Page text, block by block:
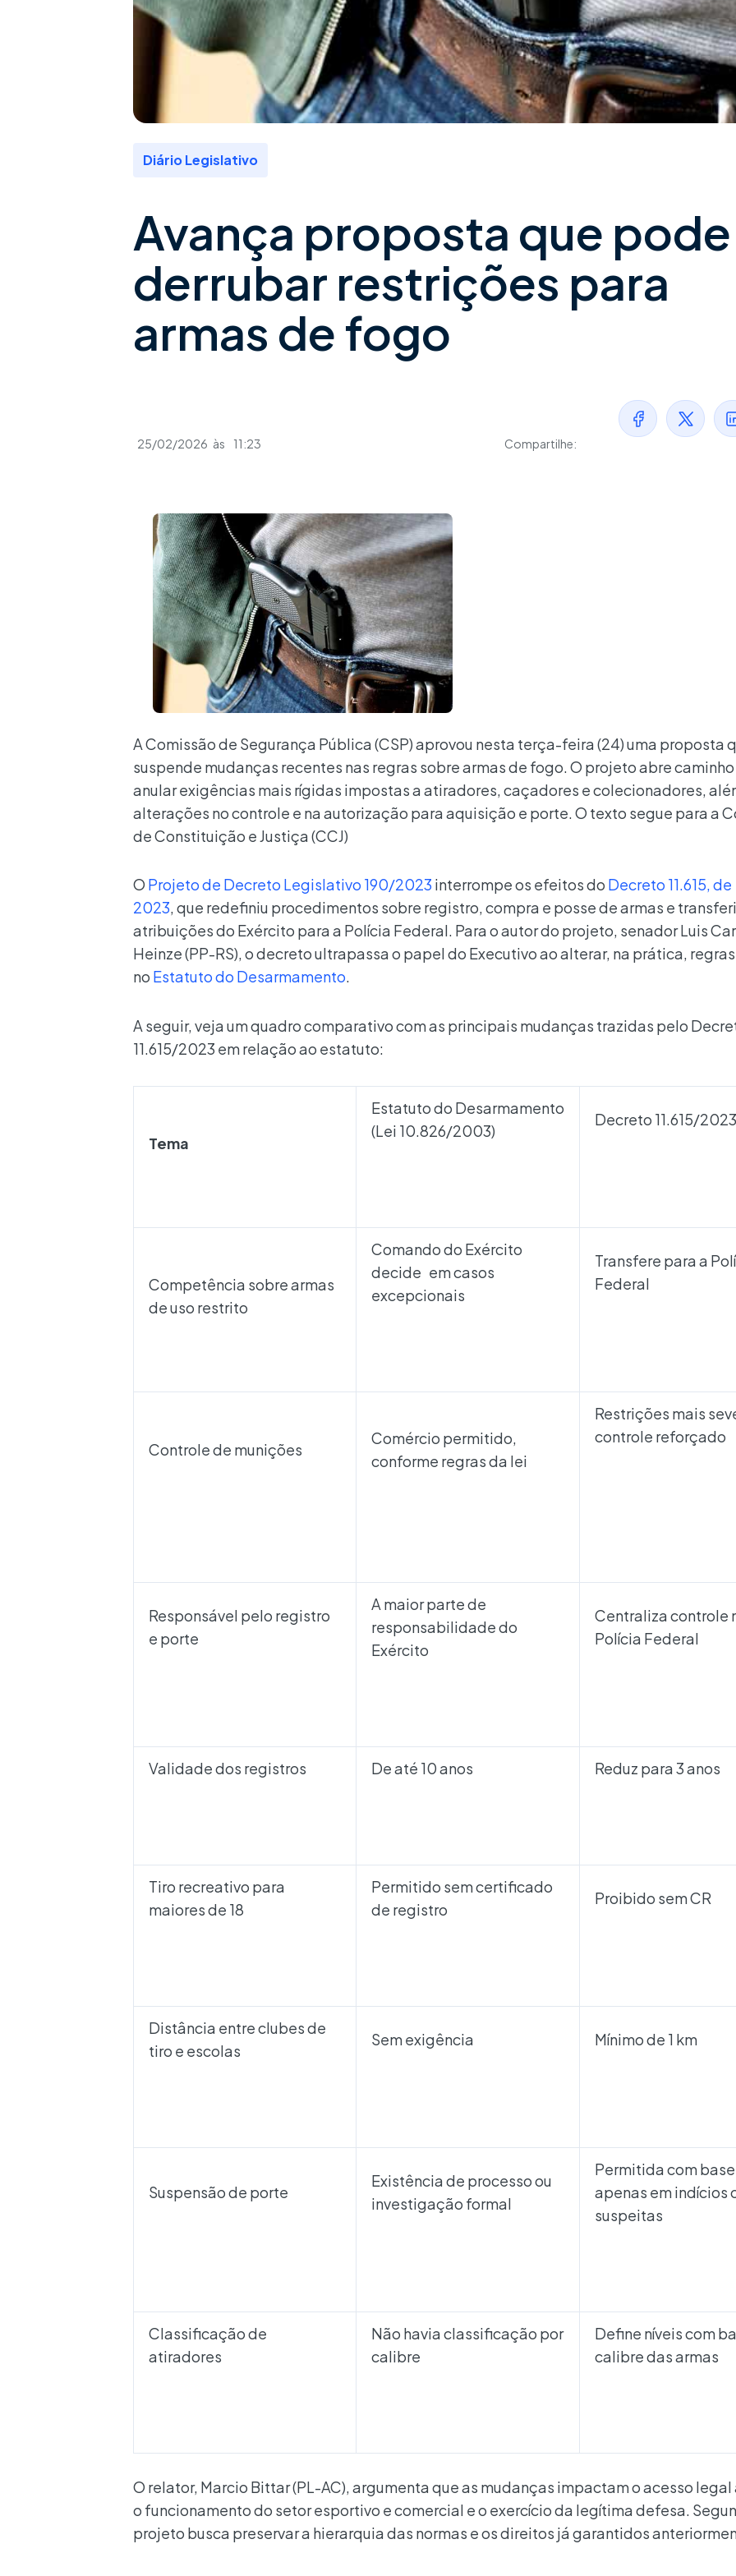
Diário Legislativo
Avança proposta que pode
derrubar restrições para
armas de fogo
25/02/2026 às 11:23 Compartilhe:
A Comissão de Segurança Pública (CSP) aprovou nesta terça-feira (24) uma proposta
suspende mudanças recentes nas regras sobre armas de fogo. O projeto abre
anular exigências mais rígidas impostas a atiradores, caçadores e colecionadores,
alterações no controle e na autorização para aquisição e porte. O texto segue para a
de Constituição e Justiça (CCJ)
O Projeto de Decreto Legislativo 190/2023 interrompe os efeitos do Decreto 11.615, de
2023, que redefiniu procedimentos sobre registro, compra e posse de armas e
atribuições do Exército para a Polícia Federal. Para o autor do projeto, senador Luis
Heinze (PP-RS), o decreto ultrapassa o papel do Executivo ao alterar, na prática,
no Estatuto do Desarmamento.
A seguir, veja um quadro comparativo com as principais mudanças trazidas pelo
11.615/2023 em relação ao estatuto:
Tema
Estatuto do Desarmamento
(Lei 10.826/2003)
Decreto 11.615/2023
Competência sobre armas
de uso restrito
Comando do Exército
decide em casos
excepcionais
Transfere para a
Federal
Controle de munições
Comércio permitido,
conforme regras da lei
Restrições mais
controle reforçado
Responsável pelo registro
e porte
A maior parte de
responsabilidade do
Exército
Centraliza controle
Polícia Federal
Validade dos registros De até 10 anos Reduz para 3 anos
Tiro recreativo para
maiores de 18
Permitido sem certificado
de registro
Proibido sem CR
Distância entre clubes de
tiro e escolas
Sem exigência Mínimo de 1 km
Suspensão de porte
Existência de processo ou
investigação formal
Permitida com base
apenas em indícios
suspeitas
Classificação de
atiradores
Não havia classificação por
calibre
Define níveis com
calibre das armas
O relator, Marcio Bittar (PL-AC), argumenta que as mudanças impactam o acesso legal
o funcionamento do setor esportivo e comercial e o exercício da legítima defesa.
projeto busca preservar a hierarquia das normas e os direitos já garantidos